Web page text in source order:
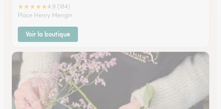
★★★★★4.9 (184)
Place Henry Mengin
Voir la boutique